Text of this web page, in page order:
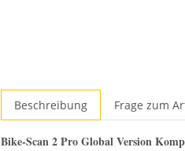
Beschreibung Frage zum
Bike-Scan 2 Pro Global Version